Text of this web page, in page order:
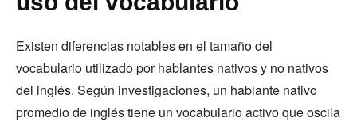
Existen diferencias notables en el tamaño del
vocabulario utilizado por hablantes nativos y no nativos
del inglés. Según investigaciones, un hablante nativo
promedio de inglés tiene un vocabulario activo que oscila